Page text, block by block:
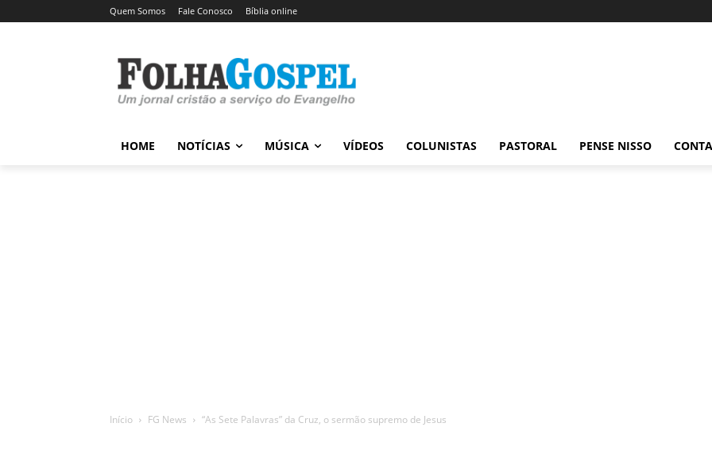
Quem Somos Fale Conosco Bíblia online
HOME NOTÍCIAS MÚSICA VÍDEOS COLUNISTAS PASTORAL PENSE NISSO
Início FG News “As Sete Palavras” da Cruz, o sermão supremo de Jesus